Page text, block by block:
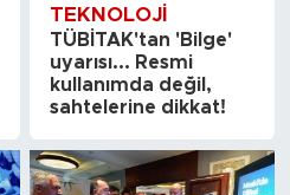
TEKNOLOJI
TÜBİTAK'tan 'Bilge'
uyarısı... Resmi
kullanımda değil,
sahtelerine dikkat!